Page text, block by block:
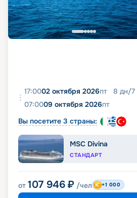
17:0002 октября 2026пт 8 дн/7
07:0009 октября 2026пт
Вы посетите 3 страны:
MSC Divina
СТАНДАРТ
от 107 946 ₽ /чел +1 000